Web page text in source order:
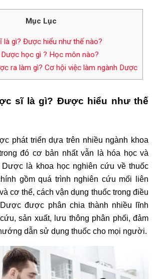
Mục Lục
là gì? Được hiểu như thế nào?
Dược học gì ? Học môn nào?
ra làm gì? Cơ hội việc làm ngành Dược
sĩ là gì? Được hiểu như thế
phát triển dựa trên nhiều ngành khoa
đó cơ bản nhất vẫn là hóa học và
Dược là khoa học nghiên cứu về thuốc
gồm quá trình nghiên cứu mối liên
cơ thể, cách vận dụng thuốc trong điều
được phân chia thành nhiều lĩnh
sản xuất, lưu thông phân phối, đảm
dẫn sử dụng thuốc cho mọi người.